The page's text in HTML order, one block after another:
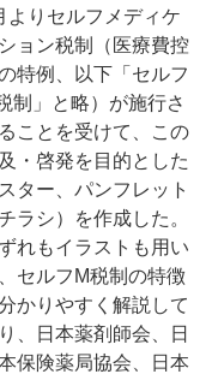
よりセルフメディケ
ョン税制（医療費控
特例、以下「セルフ
制」と略）が施行さ
ことを受けて、この
・啓発を目的とした
ター、パンフレット
チラシ）を作成した。
れもイラストも用い
セルフM税制の特徴
かりやすく解説して
、日本薬剤師会、日
保険薬局協会、日本